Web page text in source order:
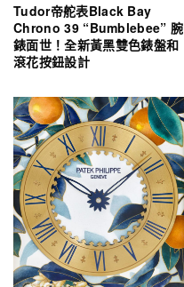
Tudor帝舵表Black Bay
Chrono 39 “Bumblebee” 腕
錶面世！全新黃黑雙色錶盤和
滾花按鈕設計